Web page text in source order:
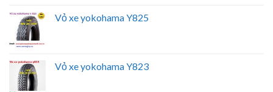
Vỏ xe yokohama Y825
Vỏ xe yokohama Y823